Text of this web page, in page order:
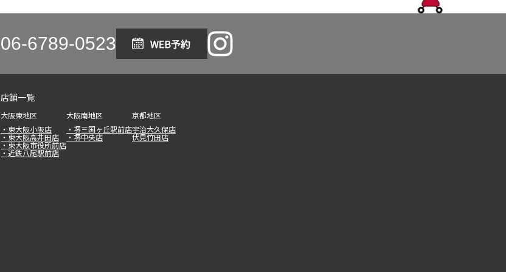
06-6789-0523
店舗一覧
大阪東地区
・東大阪小阪店
・東大阪高井田店
・東大阪市役所前店
・近鉄八尾駅前店
大阪南地区
・堺三国ヶ丘駅前店
・堺中央店
京都地区
宇治大久保店
伏見竹田店